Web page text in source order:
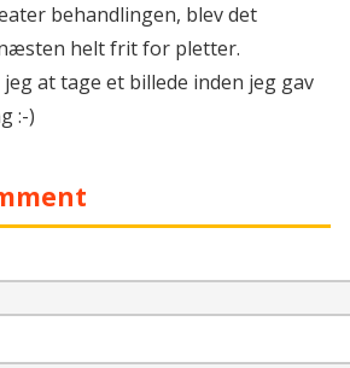
behandlingen, blev det
helt frit for pletter.
at tage et billede inden jeg gav
:-)